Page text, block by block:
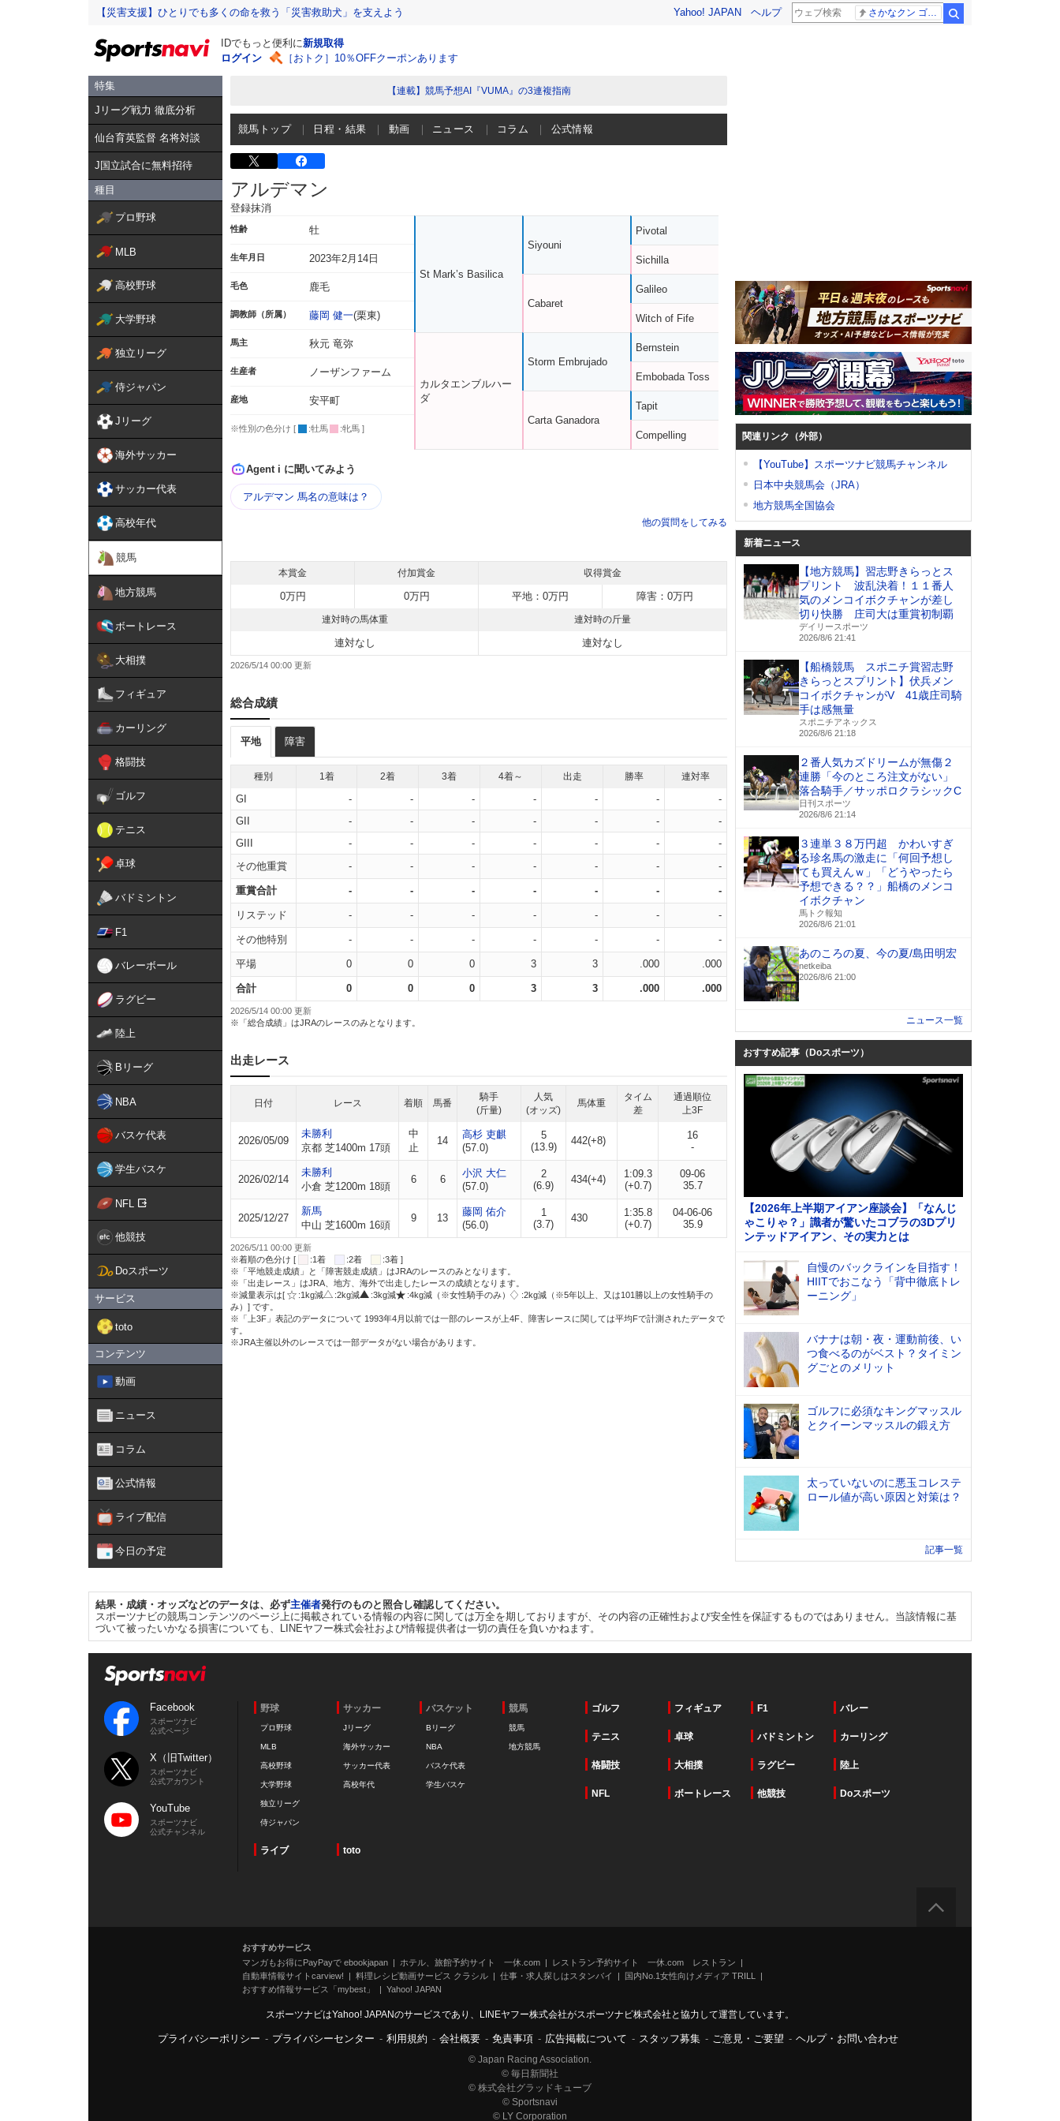
【災害支援】ひとりでも多くの命を救う「災害救助犬」を支えよう Yahoo! JAPAN ヘルプ
IDでもっと便利に新規取得
ログイン
［おトク］10％OFFクーポンあります
特集
Jリーグ戦力 徹底分析
仙台育英監督 名将対談
J国立試合に無料招待
種目
プロ野球
MLB
高校野球
大学野球
独立リーグ
侍ジャパン
Jリーグ
海外サッカー
サッカー代表
高校年代
競馬
地方競馬
ボートレース
大相撲
フィギュア
カーリング
格闘技
ゴルフ
テニス
卓球
バドミントン
F1
バレーボール
ラグビー
陸上
Bリーグ
NBA
バスケ代表
学生バスケ
NFL
他競技
Doスポーツ
サービス
toto
コンテンツ
動画
ニュース
コラム
公式情報
ライブ配信
今日の予定
【連載】競馬予想AI『VUMA』の3連複指南
競馬トップ 日程・結果 動画 ニュース コラム 公式情報
アルデマン
登録抹消
性齢 牡
生年月日 2023年2月14日
毛色 鹿毛
調教師（所属） 藤岡 健一(栗東)
馬主 秋元 竜弥
生産者 ノーザンファーム
産地 安平町
※性別の色分け [ :牡馬 :牝馬 ]
St Mark’s Basilica
カルタエンブルハー
ダ
Siyouni
Cabaret
Storm Embrujado
Carta Ganadora
Pivotal
Sichilla
Galileo
Witch of Fife
Bernstein
Embobada Toss
Tapit
Compelling
Agent i に聞いてみよう
アルデマン 馬名の意味は？
他の質問をしてみる
本賞金 付加賞金 収得賞金
0万円 0万円 平地：0万円 障害：0万円
連対時の馬体重 連対時の斤量
連対なし 連対なし
2026/5/14 00:00
総合成績
平地 障害
種別 1着 2着 3着 4着～ 出走 勝率 連対率
GI - - - - - -
-
GII
- - - - - -
-
GIII
- - - - - -
-
その他重賞
- - - - - - -
重賞合計 - - - - - - -
リステッド - - - - - - -
その他特別 - - - - - - -
平場 0 0 0 3 3 .000 .000
合計 0 0 0 3 3 .000 .000
2026/5/14 00:00 更新
※「総合成績」はJRAのレースのみとなります。
出走レース
日付 レース 着順 馬番
騎手
(斤量)
人気
(オッズ)
馬体重
タイム
差
通過順位
上3F
2026/05/09
未勝利
京都 芝1400m 17頭
中
止
14
高杉 吏麒
(57.0)
5
(13.9)
442(+8)
16
-
2026/02/14
未勝利
小倉 芝1200m 18頭
6 6
小沢 大仁
(57.0)
2
(6.9)
434(+4)
1:09.3
(+0.7)
09-06
35.7
2025/12/27
新馬
中山 芝1600m 16頭
9 13
藤岡 佑介
(56.0)
1
(3.7)
430
1:35.8
(+0.7)
04-06-06
35.9
2026/5/11 00:00 更新
※着順の色分け [
:1着 :2着
:3着 ]
※「平地競走成績」と「障害競走成績」はJRAのレースのみとなります。
※「出走レース」はJRA、地方、海外で出走したレースの成績となります。
※減量表示は[
:1kg減 :2kg減 :3kg減 :4kg減（※女性騎手のみ）
:2kg減（※5年以上、又は101勝以上の女性騎手の
み）] です。
※「上3F」表記のデータについて 1993年4月以前では一部のレースが上4F、障害レースに関しては平均Fで計測されたデータで
す。
※JRA主催以外のレースでは一部データがない場合があります。
関連リンク（外部）
【YouTube】スポーツナビ競馬チャンネル
日本中央競馬会（JRA）
地方競馬全国協会
新着ニュース
【地方競馬】習志野きらっとス
プリント 波乱決着！１１番人
気のメンコイボクチャンが差し
切り快勝 庄司大は重賞初制覇
デイリースポーツ
2026/8/6 21:41
【船橋競馬 スポニチ賞習志野
きらっとスプリント】伏兵メン
コイボクチャンがV 41歳庄司騎
手は感無量
スポニチアネックス
2026/8/6 21:18
２番人気カズドリームが無傷２
連勝「今のところ注文がない」
落合騎手／サッポロクラシックC
日刊スポーツ
2026/8/6 21:14
３連単３８万円超 かわいすぎ
る珍名馬の激走に「何回予想し
ても買えんｗ」「どうやったら
予想できる？？」船橋のメンコ
イボクチャン
馬トク報知
2026/8/6 21:01
あのころの夏、今の夏/島田明宏
netkeiba
2026/8/6 21:00
ニュース一覧
おすすめ記事（Doスポーツ）
【2026年上半期アイアン座談会】「なんじ
ゃこりゃ？」識者が驚いたコブラの3Dプリ
ンテッドアイアン、その実力とは
自慢のバックラインを目指す！
HIITでおこなう「背中徹底トレ
ーニング」
バナナは朝・夜・運動前後、い
つ食べるのがベスト？タイミン
グごとのメリット
ゴルフに必須なキングマッスル
とクイーンマッスルの鍛え方
太っていないのに悪玉コレステ
ロール値が高い原因と対策は？
記事一覧
結果・成績・オッズなどのデータは、必ず主催者発行のものと照合し確認してください。
スポーツナビの競馬コンテンツのページ上に掲載されている情報の内容に関しては万全を期しておりますが、その内容の正確性および安全性を保証するものではありません。当該情報に基
づいて被ったいかなる損害についても、LINEヤフー株式会社および情報提供者は一切の責任を負いかねます。
Facebook
スポーツナビ
公式ページ
X（旧Twitter）
スポーツナビ
公式アカウント
YouTube
スポーツナビ
公式チャンネル
野球
プロ野球
MLB
高校野球
大学野球
独立リーグ
侍ジャパン
サッカー
Jリーグ
海外サッカー
サッカー代表
高校年代
バスケット
Bリーグ
NBA
バスケ代表
学生バスケ
競馬
競馬
地方競馬
ゴルフ フィギュア F1 バレー
テニス 卓球 バドミントン カーリング
格闘技 大相撲 ラグビー 陸上
NFL ボートレース 他競技 Doスポーツ
ライブ toto
おすすめサービス
マンガもお得にPayPayで ebookjapan
ホテル、旅館予約サイト 一休.com
レストラン予約サイト 一休.com レストラン
自動車情報サイトcarview!
料理レシピ動画サービス クラシル 仕事・求人探しはスタンバイ
国内No.1女性向けメディア TRILL
おすすめ情報サービス「mybest」
Yahoo! JAPAN
スポーツナビはYahoo! JAPANのサービスであり、LINEヤフー株式会社がスポーツナビ株式会社と協力して運営しています。
プライバシーポリシー - プライバシーセンター - 利用規約 - 会社概要 - 免責事項 - 広告掲載について - スタッフ募集 - ご意見・ご要望 - ヘルプ・お問い合わせ
© Japan Racing Association.
© 毎日新聞社
© 株式会社グラッドキューブ
© Sportsnavi
© LY Corporation